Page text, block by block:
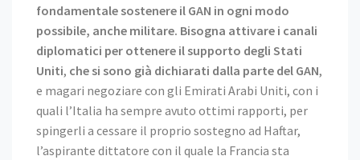
fondamentale sostenere il GAN in ogni modo
possibile, anche militare. Bisogna attivare i canali
diplomatici per ottenere il supporto degli Stati
Uniti, che si sono già dichiarati dalla parte del GAN,
e magari negoziare con gli Emirati Arabi Uniti, con i
quali l’Italia ha sempre avuto ottimi rapporti, per
spingerli a cessare il proprio sostegno ad Haftar,
l’aspirante dittatore con il quale la Francia sta